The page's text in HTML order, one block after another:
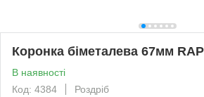
Коронка біметалева 67мм
В наявності
Код: 4384
Роздріб